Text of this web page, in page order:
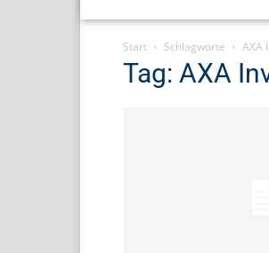
Start Schlagworte AXA
Tag: AXA